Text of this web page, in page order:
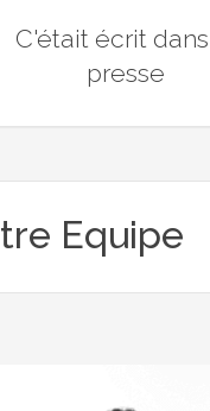
C'était écrit
presse
Equipe